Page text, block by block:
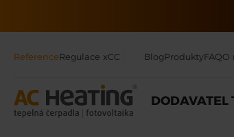
ReferenceRegulace xCC BlogProduktyFAQO
DODAVATEL